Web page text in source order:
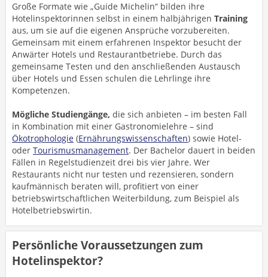
Große Formate wie „Guide Michelin“ bilden ihre
Hotelinspektorinnen selbst in einem halbjährigen Training
aus, um sie auf die eigenen Ansprüche vorzubereiten.
Gemeinsam mit einem erfahrenen Inspektor besucht der
Anwärter Hotels und Restaurantbetriebe. Durch das
gemeinsame Testen und den anschließenden Austausch
über Hotels und Essen schulen die Lehrlinge ihre
Kompetenzen.
Mögliche Studiengänge, die sich anbieten – im besten Fall
in Kombination mit einer Gastronomielehre – sind
Ökotrophologie (Ernährungswissenschaften) sowie Hotel-
oder Tourismusmanagement. Der Bachelor dauert in beiden
Fällen in Regelstudienzeit drei bis vier Jahre. Wer
Restaurants nicht nur testen und rezensieren, sondern
kaufmännisch beraten will, profitiert von einer
betriebswirtschaftlichen Weiterbildung, zum Beispiel als
Hotelbetriebswirtin.
Persönliche Voraussetzungen zum
Hotelinspektor?